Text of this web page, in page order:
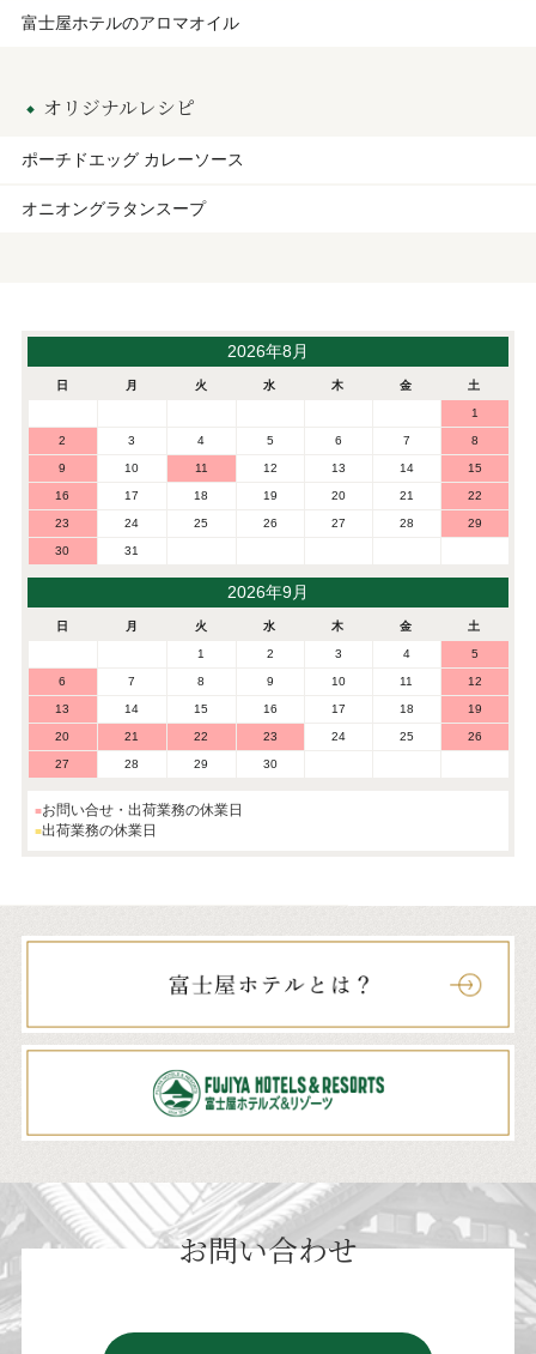
富士屋ホテルのアロマオイル
オリジナルレシピ
ポーチドエッグ カレーソース
オニオングラタンスープ
2026年8月
日 月 火 水 木 金 土
1
2 3 4 5 6 7 8
9 10 11 12 13 14 15
16 17 18 19 20 21 22
23 24 25 26 27 28 29
30 31
2026年9月
日 月 火 水 木 金 土
1 2 3 4 5
6 7 8 9 10 11 12
13 14 15 16 17 18 19
20 21 22 23 24 25 26
27 28 29 30
お問い合せ・出荷業務の休業日
出荷業務の休業日
お問い合わせ